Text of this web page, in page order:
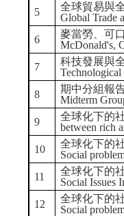
5
全球貿易與
Global Trade
6
麥當勞、可
McDonald's,
7
科技發展與
8
期中分組報
Midterm
9
全球化下的
between rich
10
全球化下的
Social
11
全球化下的
Social Issues
12
全球化下的
Social